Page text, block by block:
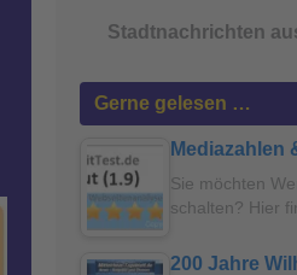
Stadtnachrichten
Gerne gelesen …
Mediazahlen
Sie möchten
schalten? Hier
200 Jahre